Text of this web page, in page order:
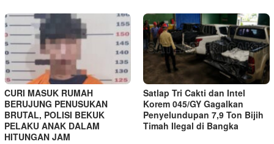
CURI MASUK RUMAH
BERUJUNG PENUSUKAN
BRUTAL, POLISI BEKUK
PELAKU ANAK DALAM
HITUNGAN JAM
Satlap Tri Cakti dan Intel
Korem 045/GY Gagalkan
Penyelundupan 7,9 Ton Bijih
Timah Ilegal di Bangka